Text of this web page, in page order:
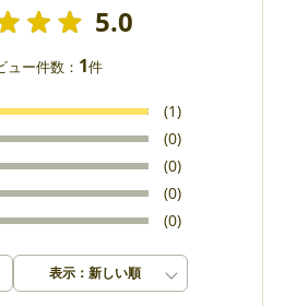
5.0
ュー件数： 1件
(1)
(0)
(0)
(0)
(0)
表示：新しい順